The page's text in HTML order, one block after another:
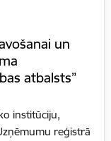
un
atbalsts”
institūciju,
reģistrā